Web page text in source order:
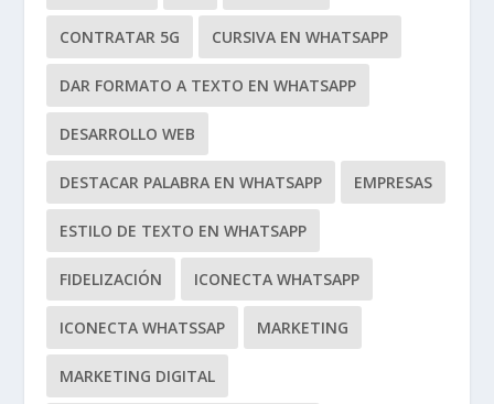
CONTRATAR 5G CURSIVA EN WHATSAPP
DAR FORMATO A TEXTO EN WHATSAPP
DESARROLLO WEB
DESTACAR PALABRA EN WHATSAPP EMPRESAS
ESTILO DE TEXTO EN WHATSAPP
FIDELIZACIÓN ICONECTA WHATSAPP
ICONECTA WHATSSAP MARKETING
MARKETING DIGITAL